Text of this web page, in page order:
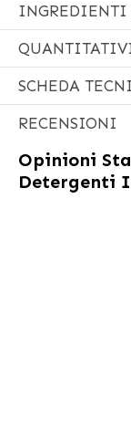
INGREDIENTI
SCHEDA
RECENSIONI
Opinioni
Detergenti